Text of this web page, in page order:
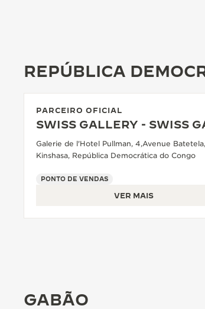
THE PRECISION PIONEER
REPÚBLICA
PARCEIRO OFICIAL
SWISS GALLERY - SWISS
Galerie de l'Hotel Pullman, 4,Avenue
Kinshasa, República Democrática do Congo
PONTO DE VENDAS
VER MAIS
GABÃO